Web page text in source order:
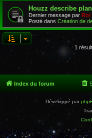
Houzz describe plan
Dernier message par Roi
Posté dans Création de
1
Index du forum
Développé par